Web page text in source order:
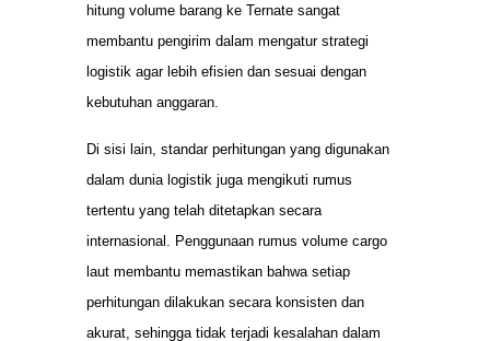
hitung volume barang ke Ternate sangat
membantu pengirim dalam mengatur strategi
logistik agar lebih efisien dan sesuai dengan
kebutuhan anggaran.
Di sisi lain, standar perhitungan yang digunakan
dalam dunia logistik juga mengikuti rumus
tertentu yang telah ditetapkan secara
internasional. Penggunaan rumus volume cargo
laut membantu memastikan bahwa setiap
perhitungan dilakukan secara konsisten dan
akurat, sehingga tidak terjadi kesalahan dalam